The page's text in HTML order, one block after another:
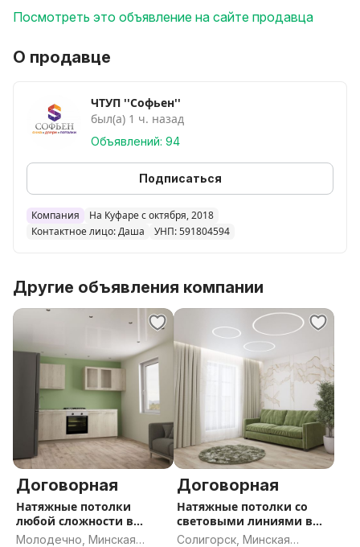
Посмотреть это объявление на сайте продавца
О продавце
ЧТУП ''Софьен''
был(а) 1 ч. назад
Объявлений: 94
Подписаться
Компания
На Куфаре с октября, 2018
Контактное лицо: Даша
УНП: 591804594
Другие объявления компании
Договорная
Натяжные потолки
любой сложности в
Молодечно
Молодечно, Минская
Договорная
Натяжные потолки со
световыми линиями в
Солигорске
Солигорск, Минская